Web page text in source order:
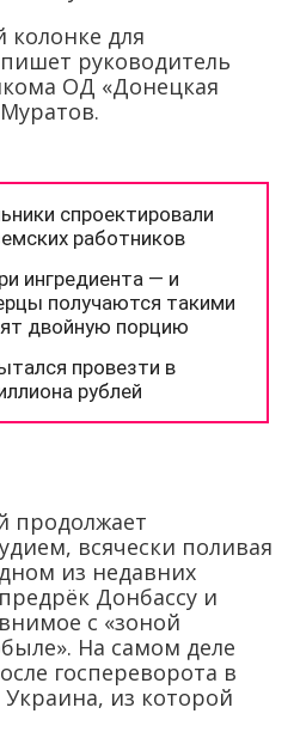
колонке для
руководитель
ОД «Донецкая
продолжает
всячески поливая
из недавних
Донбассу и
с «зоной
На самом деле
госпереворота в
Украина, из которой